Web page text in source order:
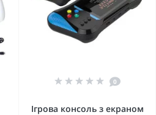
0
Ігрова консоль з екраном